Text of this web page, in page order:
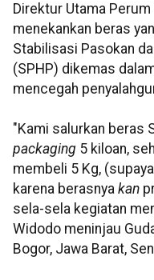
Direktur Utama
menekankan beras
Stabilisasi Pasokan
(SPHP) dikemas
mencegah
"Kami salurkan beras
packaging 5 kiloan,
membeli 5 Kg,
karena berasnya kan
sela-sela kegiatan
Widodo meninjau
Bogor, Jawa Barat,